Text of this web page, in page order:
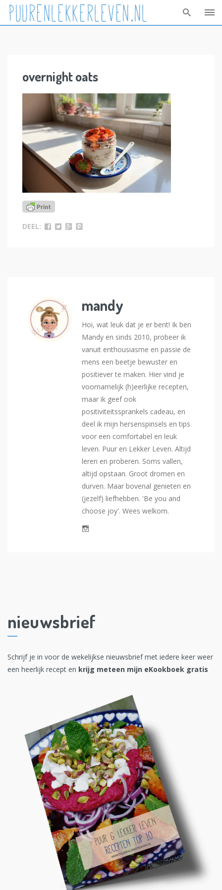
overnight oats
DEEL:
mandy
Hoi, wat leuk dat je er bent! Ik ben
Mandy en sinds 2010, probeer ik
vanuit enthousiasme en passie de
mens een beetje bewuster en
positiever te maken. Hier vind je
voornamelijk (h)eerlijke recepten,
maar ik geef ook
positiviteitssprankels cadeau, en
deel ik mijn hersenspinsels en tips
voor een comfortabel en leuk
leven. Puur en Lekker Leven. Altijd
leren en proberen. Soms vallen,
altijd opstaan. Groot dromen en
durven. Maar bovenal genieten en
(jezelf) liefhebben. 'Be you and
choose joy'. Wees welkom.
nieuwsbrief
Schrijf je in voor de wekelijkse nieuwsbrief met iedere keer weer
een heerlijk recept en krijg meteen mijn eKookboek gratis